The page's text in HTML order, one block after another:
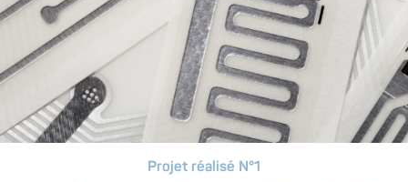
Projet réalisé N°1